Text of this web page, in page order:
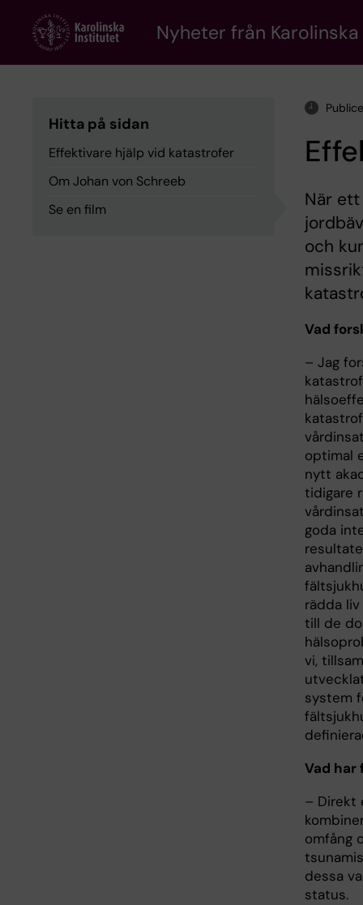
content
Nyheter från
Hitta på sidan
Effektivare hjälp vid katastrofer
Om Johan von Schreeb
Se en film
När
och
Vad
– Jag
optimal
nytt
tidigare
goda
rädda
till de
vi,
system
Vad har
– Direkt
omfång
dessa
status.